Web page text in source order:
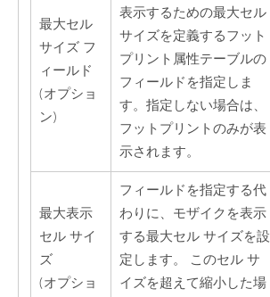
最大セル
サイズ フ
ィールド
(オプショ
ン)
表示するための最大セル
サイズを定義するフット
プリント属性テーブルの
フィールドを指定しま
す。指定しない場合は、
フットプリントのみが表
示されます。
最大表示
セル サイ
ズ
(オプショ
フィールドを指定する代
わりに、モザイクを表示
する最大セル サイズを設
定します。 このセル サ
イズを超えて縮小した場